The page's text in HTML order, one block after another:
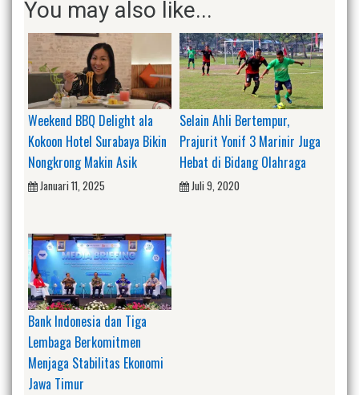
You may also like...
Weekend BBQ Delight ala
Kokoon Hotel Surabaya Bikin
Nongkrong Makin Asik
Januari 11, 2025
Selain Ahli Bertempur,
Prajurit Yonif 3 Marinir Juga
Hebat di Bidang Olahraga
Juli 9, 2020
Bank Indonesia dan Tiga
Lembaga Berkomitmen
Menjaga Stabilitas Ekonomi
Jawa Timur